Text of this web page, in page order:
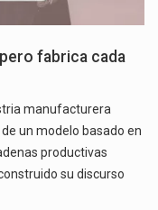
fabrica cada
manufacturera
un modelo basado en
productivas
su discurso